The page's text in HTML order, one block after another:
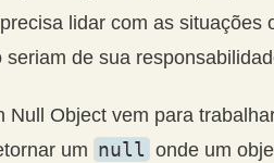
lidar com as
seriam de sua
Null Object vem para
um null onde um